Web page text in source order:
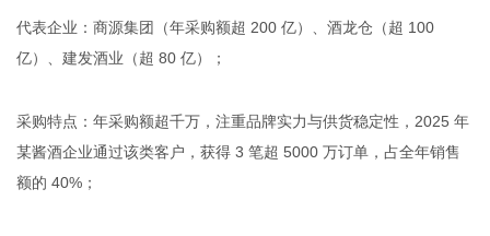
代表企业：商源集团（年采购额超 200 亿）、酒龙仓（超 100
亿）、建发酒业（超 80 亿）；
采购特点：年采购额超千万，注重品牌实力与供货稳定性，2025 年
某酱酒企业通过该类客户，获得 3 笔超 5000 万订单，占全年销售
额的 40%；